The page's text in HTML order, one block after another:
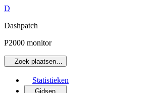
D
Dashpatch
P2000 monitor
Zoek plaatsen…
Statistieken
Gidsen